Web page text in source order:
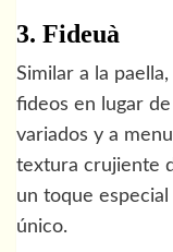
3. Fideuà
Similar a la paella,
fideos en lugar
variados y a
textura crujiente
un toque
único.